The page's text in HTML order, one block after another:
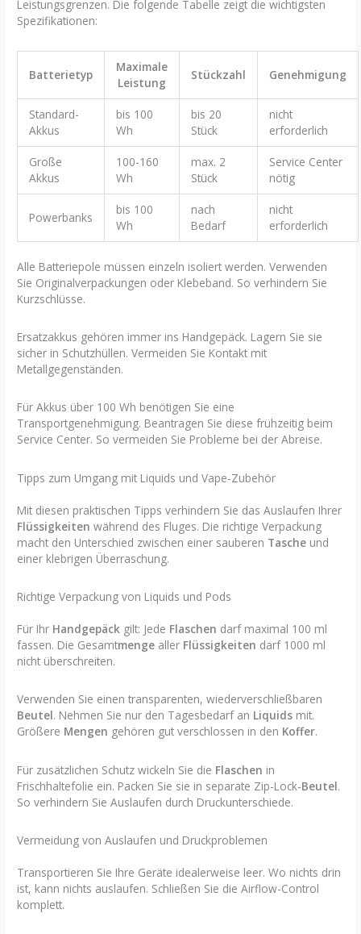
Leistungsgrenzen. Die folgende Tabelle zeigt die wichtigsten
Spezifikationen:
Batterietyp
Maximale
Leistung
Stückzahl Genehmigung
Standard-
Akkus
bis 100
Wh
bis 20
Stück
nicht
erforderlich
Große
Akkus
100-160
Wh
max. 2
Stück
Service Center
nötig
Powerbanks
bis 100
Wh
nach
Bedarf
nicht
erforderlich
Alle Batteriepole müssen einzeln isoliert werden. Verwenden
Sie Originalverpackungen oder Klebeband. So verhindern Sie
Kurzschlüsse.
Ersatzakkus gehören immer ins Handgepäck. Lagern Sie sie
sicher in Schutzhüllen. Vermeiden Sie Kontakt mit
Metallgegenständen.
Für Akkus über 100 Wh benötigen Sie eine
Transportgenehmigung. Beantragen Sie diese frühzeitig beim
Service Center. So vermeiden Sie Probleme bei der Abreise.
Tipps zum Umgang mit Liquids und Vape-Zubehör
Mit diesen praktischen Tipps verhindern Sie das Auslaufen Ihrer
Flüssigkeiten während des Fluges. Die richtige Verpackung
macht den Unterschied zwischen einer sauberen Tasche und
einer klebrigen Überraschung.
Richtige Verpackung von Liquids und Pods
Für Ihr Handgepäck gilt: Jede Flaschen darf maximal 100 ml
fassen. Die Gesamtmenge aller Flüssigkeiten darf 1000 ml
nicht überschreiten.
Verwenden Sie einen transparenten, wiederverschließbaren
Beutel. Nehmen Sie nur den Tagesbedarf an Liquids mit.
Größere Mengen gehören gut verschlossen in den Koffer.
Für zusätzlichen Schutz wickeln Sie die Flaschen in
Frischhaltefolie ein. Packen Sie sie in separate Zip-Lock-Beutel.
So verhindern Sie Auslaufen durch Druckunterschiede.
Vermeidung von Auslaufen und Druckproblemen
Transportieren Sie Ihre Geräte idealerweise leer. Wo nichts drin
ist, kann nichts auslaufen. Schließen Sie die Airflow-Control
komplett.